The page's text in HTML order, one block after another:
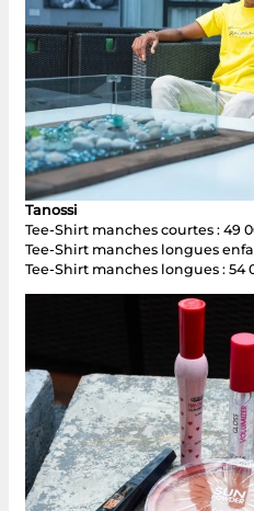
Tanossi
Tee-Shirt manches courtes : 49
Tee-Shirt manches longues
Tee-Shirt manches longues : 54